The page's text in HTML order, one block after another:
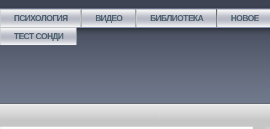
ПСИХОЛОГИЯ ВИДЕО БИБЛИОТЕКА
НОВОЕ
ТЕСТ СОНДИ